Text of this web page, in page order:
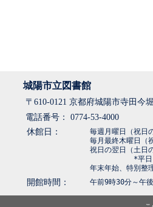
城陽市立図書館
〒610-0121 京都府城陽市寺田今
電話番号： 0774-53-4000
休館日：
毎週月曜日（祝日
毎月最終木曜日（
祝日の翌日（土日
*平日：祝
年末年始、特別整
開館時間： 午前9時30分～午